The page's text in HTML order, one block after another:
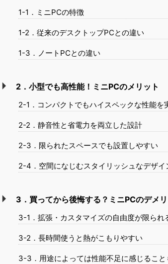
1-1．ミニPCの特徴
1-2．従来のデスクトップPCとの違い
1-3．ノートPCとの違い
2．小型でも高性能！ミニPCのメリット
2-1．コンパクトでもハイスペックな性能を
2-2．静音性と省電力を両立した設計
2-3．限られたスペースでも設置しやすい
2-4．空間になじむスタイリッシュなデザイ
3．買ってから後悔する？ミニPCのデメ
3-1．拡張・カスタマイズの自由度が限られ
3-2．長時間使うと熱がこもりやすい
3-3．用途によっては性能不足に感じること